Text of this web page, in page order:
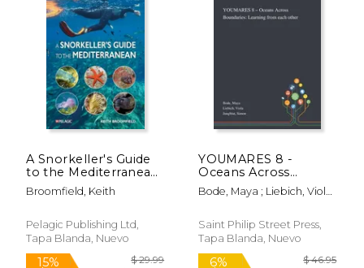
4%
dcto. $ 27.00
15%
dcto. $
A Snorkeller's Guide
to the Mediterranean:
A Photographic Id
Guide to the Most
Encountered Marine
Species (en Inglés)
Broomfield, Keith
Pelagic Publishing Ltd,
Tapa Blanda, Nuevo
YOUMARES 8 -
Oceans Across
Boundaries: Learning
From Each Other (en
Bode, Maya ; Liebich, Viola
Saint Philip Street Press,
Tapa Blanda, Nuevo